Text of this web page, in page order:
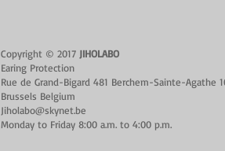
Copyright © 2017 JIHOLABO
Earing Protection
Rue de Grand-Bigard 481 Berchem-Sainte-Agathe
Brussels Belgium
Jiholabo@skynet.be
Monday to Friday 8:00 a.m. to 4:00 p.m.